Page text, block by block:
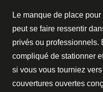
Le manque de place
peut se faire ressentir
privés ou professionnels.
compliqué de stationner
si vous vous tourniez
couvertures ouvertes